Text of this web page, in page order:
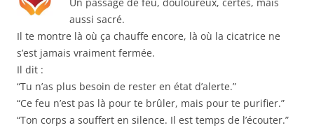
aussi sacré.
Il te montre là où ça chauffe encore, là où la cicatrice ne
s’est jamais vraiment fermée.
Il dit :
“Tu n’as plus besoin de rester en état d’alerte.”
“Ce feu n’est pas là pour te brûler, mais pour te purifier.”
“Ton corps a souffert en silence. Il est temps de l’écouter.”